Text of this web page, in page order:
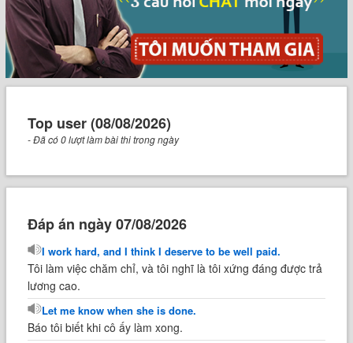
Top user (08/08/2026)
- Đã có 0 lượt làm bài thi trong ngày
Đáp án ngày 07/08/2026
I work hard, and I think I deserve to be well paid.
Tôi làm việc chăm chỉ, và tôi nghĩ là tôi xứng đáng được trả
lương cao.
Let me know when she is done.
Báo tôi biết khi cô ấy làm xong.